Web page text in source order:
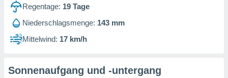
zur
der
von
Regentage: 19 Tage
Niederschlagsmenge: 143 mm
Mittelwind: 17 km/h
Sonnenaufgang und -untergang